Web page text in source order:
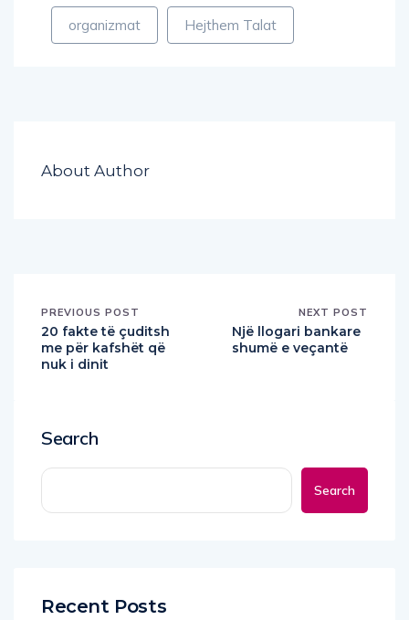
organizmat Hejthem Talat
About Author
PREVIOUS POST
20 fakte të çuditsh
me për kafshët që
nuk i dinit
NEXT POST
Një llogari bankare
shumë e veçantë
Search
Search
Recent Posts